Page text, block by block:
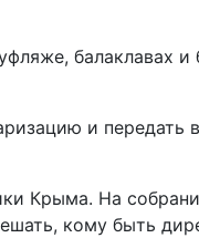
балаклавах и
и передать
Крыма. На
кому быть